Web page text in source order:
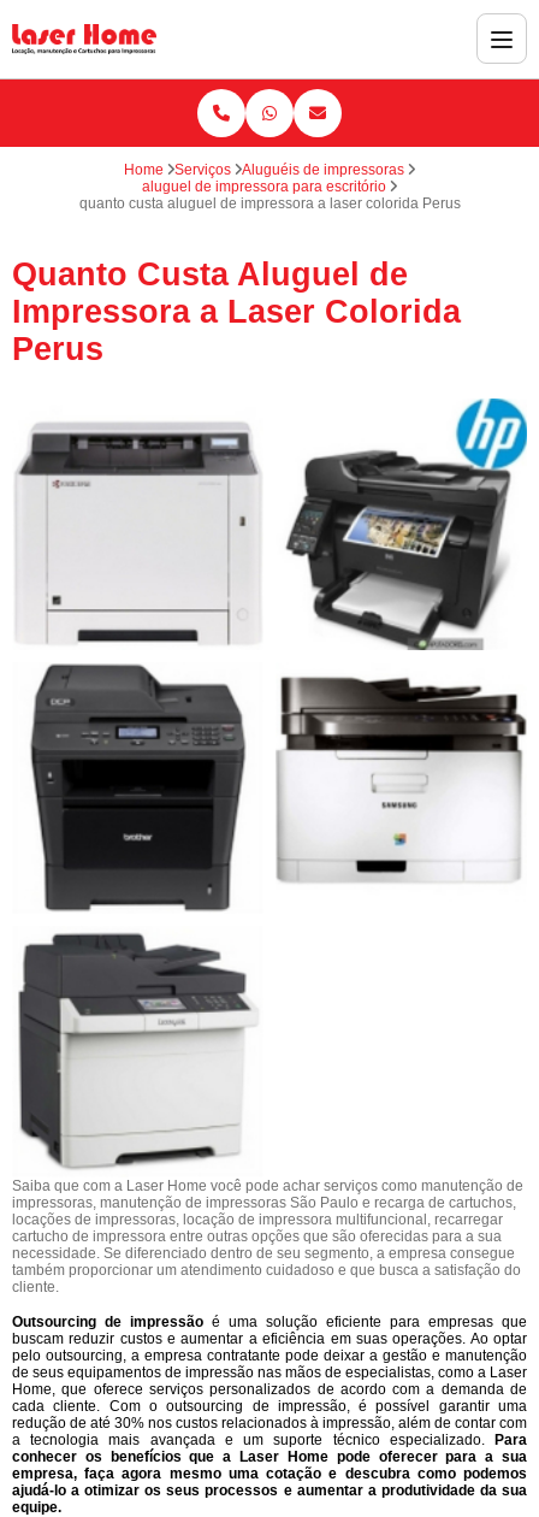
Home Serviços
Aluguéis de impressoras
aluguel de impressora para escritório
quanto custa aluguel de impressora a laser colorida Perus
Quanto Custa Aluguel de
Impressora a Laser Colorida
Perus
Saiba que com a Laser Home você pode achar serviços como manutenção de
impressoras, manutenção de impressoras São Paulo e recarga de cartuchos,
locações de impressoras, locação de impressora multifuncional, recarregar
cartucho de impressora entre outras opções que são oferecidas para a sua
necessidade. Se diferenciado dentro de seu segmento, a empresa consegue
também proporcionar um atendimento cuidadoso e que busca a satisfação do
cliente.
Outsourcing de impressão é uma solução eficiente para empresas que
buscam reduzir custos e aumentar a eficiência em suas operações. Ao optar
pelo outsourcing, a empresa contratante pode deixar a gestão e manutenção
de seus equipamentos de impressão nas mãos de especialistas, como a Laser
Home, que oferece serviços personalizados de acordo com a demanda de
cada cliente. Com o outsourcing de impressão, é possível garantir uma
redução de até 30% nos custos relacionados à impressão, além de contar com
a tecnologia mais avançada e um suporte técnico especializado. Para
conhecer os benefícios que a Laser Home pode oferecer para a sua
empresa, faça agora mesmo uma cotação e descubra como podemos
ajudá-lo a otimizar os seus processos e aumentar a produtividade da sua
equipe.